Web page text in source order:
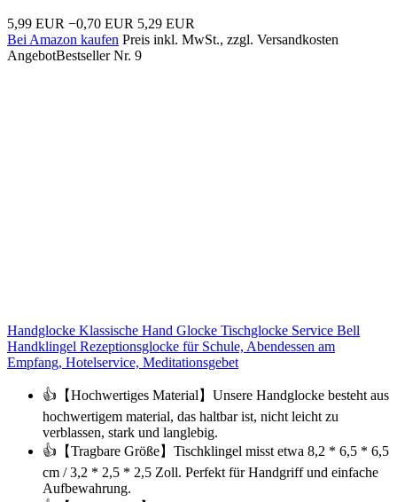
5,99 EUR −0,70 EUR 5,29 EUR
Bei Amazon kaufen Preis inkl. MwSt., zzgl. Versandkosten
AngebotBestseller Nr. 9
Handglocke Klassische Hand Glocke Tischglocke Service Bell
Handklingel Rezeptionsglocke für Schule, Abendessen am
Empfang, Hotelservice, Meditationsgebet
👍【Hochwertiges Material】Unsere Handglocke besteht aus
hochwertigem material, das haltbar ist, nicht leicht zu
verblassen, stark und langlebig.
👍【Tragbare Größe】Tischklingel misst etwa 8,2 * 6,5 * 6,5
cm / 3,2 * 2,5 * 2,5 Zoll. Perfekt für Handgriff und einfache
Aufbewahrung.